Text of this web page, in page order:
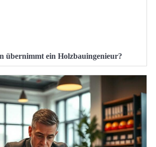
übernimmt ein Holzbauingenieur?